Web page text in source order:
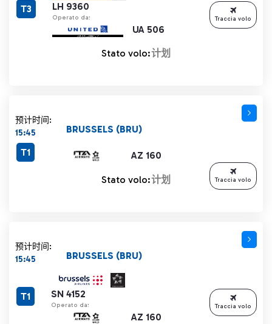
LH 9360
Operato da:
UA 506
T3
Stato volo:计划
Traccia volo
预计时间:
15:45
AZ 160
BRUSSELS (BRU)
T1
Stato volo:计划 Traccia volo
预计时间:
15:45
SN 4152
Operato da:
AZ 160
BRUSSELS (BRU)
T1
Traccia volo